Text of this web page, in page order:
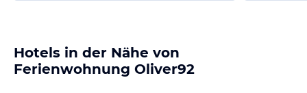
Hotels in der Nähe von
Ferienwohnung Oliver92